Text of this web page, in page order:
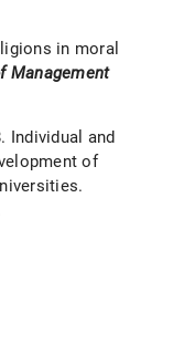
in moral
Management
Individual and
of